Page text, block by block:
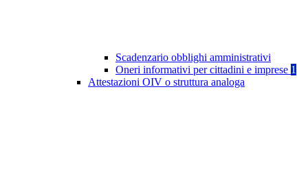
Scadenzario obblighi amministrativi
Oneri informativi per cittadini e imprese 1
Attestazioni OIV o struttura analoga